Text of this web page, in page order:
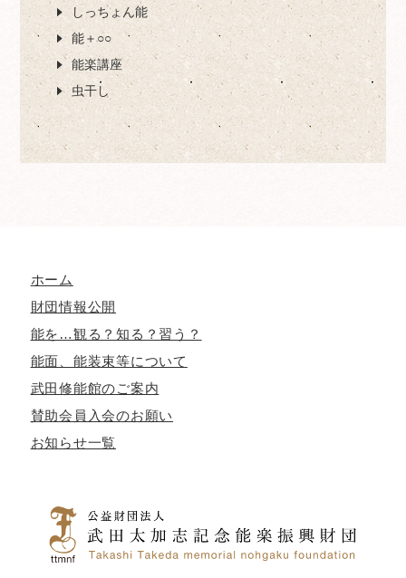
しっちょん能
能＋○○
能楽講座
虫干し
ホーム
財団情報公開
能を…観る？知る？習う？
能面、能装束等について
武田修能館のご案内
賛助会員入会のお願い
お知らせ一覧